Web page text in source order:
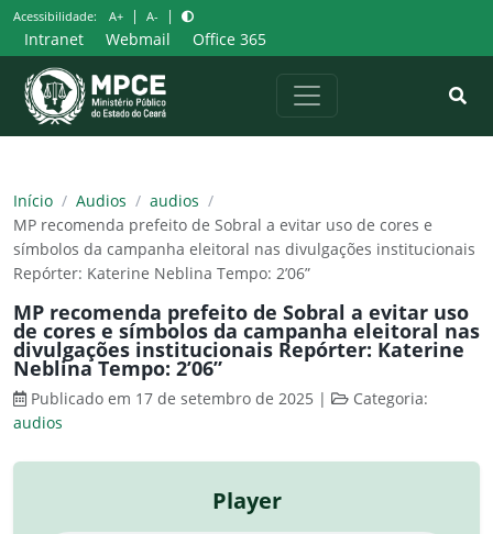
Pular
para
o
conteúdo
Acessibilidade: A+ | A- |
Intranet Webmail Office 365
Início / Audios / audios /
MP recomenda prefeito de Sobral a evitar uso de cores e
símbolos da campanha eleitoral nas divulgações institucionais
Repórter: Katerine Neblina Tempo: 2’06”
MP recomenda prefeito de Sobral a evitar uso
de cores e símbolos da campanha eleitoral nas
divulgações institucionais Repórter: Katerine
Neblina Tempo: 2’06”
Publicado em 17 de setembro de 2025 |
Categoria:
audios
Player